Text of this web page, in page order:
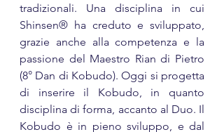
tradizionali. Una disciplina in cui
Shinsen® ha creduto e sviluppato,
grazie anche alla competenza e la
passione del Maestro Rian di Pietro
(8° Dan di Kobudo). Oggi si progetta
di inserire il Kobudo, in quanto
disciplina di forma, accanto al Duo. Il
Kobudo è in pieno sviluppo, e dal